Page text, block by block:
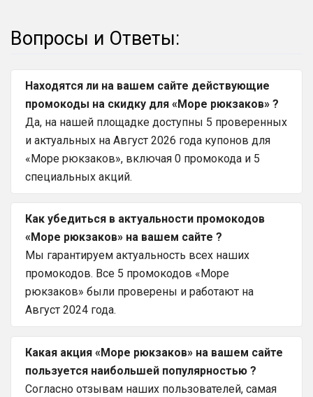
Вопросы и Ответы:
Находятся ли на вашем сайте действующие
промокоды на скидку для «Море рюкзаков» ?
Да, на нашей площадке доступны 5 проверенных
и актуальных на Август 2026 года купонов для
«Море рюкзаков», включая 0 промокода и 5
специальных акций.
Как убедиться в актуальности промокодов
«Море рюкзаков» на вашем сайте ?
Мы гарантируем актуальность всех наших
промокодов. Все 5 промокодов «Море
рюкзаков» были проверены и работают на
Август 2024 года.
Какая акция «Море рюкзаков» на вашем сайте
пользуется наибольшей популярностью ?
Согласно отзывам наших пользователей, самая